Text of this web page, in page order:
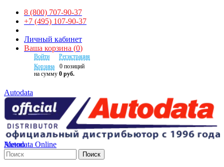
8 (800) 707-90-37
+7 (495) 107-90-37
Личный кабинет
Ваша корзина (0)
Войти
Регистрация
Корзина
0 позиций
на сумму 0 руб.
Autodata
Autodata Online
Меню
Поиск